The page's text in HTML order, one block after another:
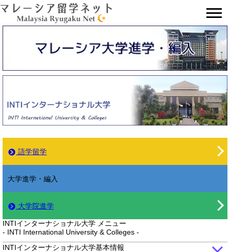
語学留学
大学進学・編入
大学院進学
INTIインターナショナル大学 メニュー
- INTI International University & Colleges -
INTIインターナショナル大学基本情報